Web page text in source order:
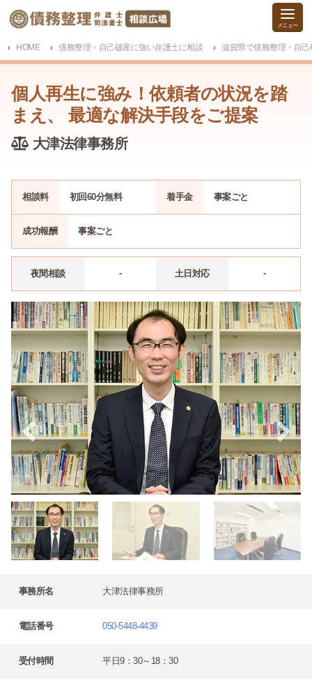
HOME 債務整理・自己破産に強い弁護士に相談 滋賀県で債務整理・自
個人再生に強み！依頼者の状況を踏
まえ、 最適な解決手段をご提案
大津法律事務所
相談料 初回60分無料 着手金 事案ごと
成功報酬 事案ごと
夜間相談 - 土日対応 -
事務所名 大津法律事務所
電話番号 050-5448-4439
受付時間 平日9：30～18：30